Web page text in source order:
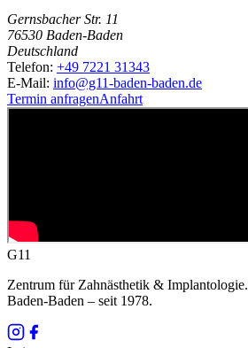
Gernsbacher Str. 11
76530 Baden-Baden
Deutschland
Telefon: +49 7221 31343
E-Mail: info@g11-baden-baden.de
Termin anfragenAnfahrt
G11
Zentrum für Zahnästhetik & Implantologie.
Baden-Baden – seit 1978.